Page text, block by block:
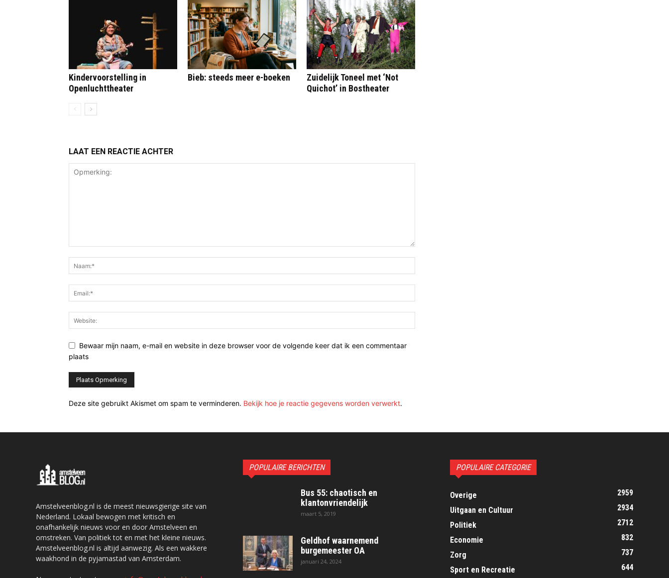
Kindervoorstelling in
Openluchttheater
Bieb: steeds meer e-boeken
Zuidelijk Toneel met ‘Not
Quichot’ in Bostheater
LAAT EEN REACTIE ACHTER
Bewaar mijn naam, e-mail en website in deze browser voor de volgende keer dat ik een commentaar
plaats
Deze site gebruikt Akismet om spam te verminderen. Bekijk hoe je reactie gegevens worden verwerkt.
Amstelveenblog.nl is de meest nieuwsgierige site van
Nederland. Lokaal bewogen met kritisch en
onafhankelijk nieuws voor en door Amstelveen en
omstreken. Van politiek tot en met het kleine nieuws.
Amstelveenblog.nl is altijd aanwezig. Als een wakkere
waakhond in de pyjamastad van Amsterdam.
POPULAIRE BERICHTEN
Bus 55: chaotisch en
klantonvriendelijk
maart 5, 2019
Geldhof waarnemend
burgemeester OA
januari 24, 2024
POPULAIRE CATEGORIE
Overige
2959
Uitgaan en Cultuur
2934
Politiek
2712
Economie
832
Zorg
737
Sport en Recreatie
644